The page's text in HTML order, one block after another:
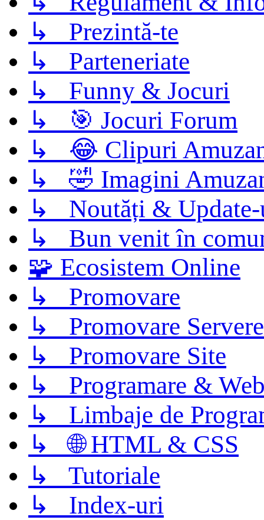
↳ Prezintă-te
↳ Parteneriate
↳ Funny & Jocuri
↳ 🎯 Jocuri Forum
↳ 😂 Clipuri
↳ 🤣 Imagini
↳ Noutăți &
↳ Bun venit în
🧩 Ecosistem Online
↳ Promovare
↳ Promovare Servere
↳ Promovare Site
↳ Programare &
↳ Limbaje de
↳ 🌐 HTML & CSS
↳ Tutoriale
↳ Index-uri